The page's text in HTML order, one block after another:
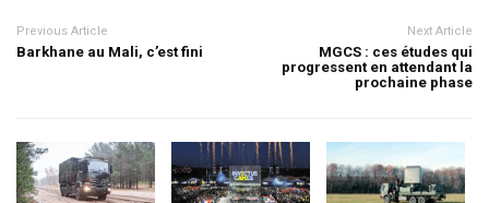
Previous Article
Barkhane au Mali, c’est fini
Next Article
MGCS : ces études qui
progressent en attendant la
prochaine phase